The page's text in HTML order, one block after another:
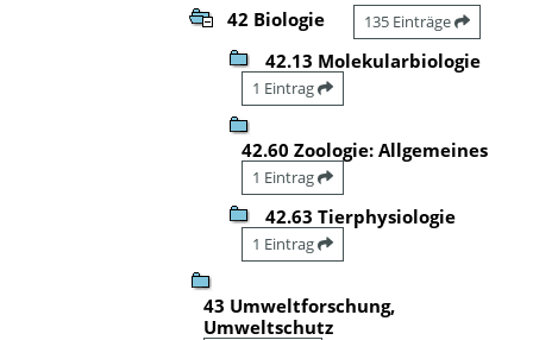
42 Biologie 135 Einträge
42.13 Molekularbiologie
1 Eintrag
42.60 Zoologie: Allgemeines
1 Eintrag
42.63 Tierphysiologie
1 Eintrag
43 Umweltforschung,
Umweltschutz